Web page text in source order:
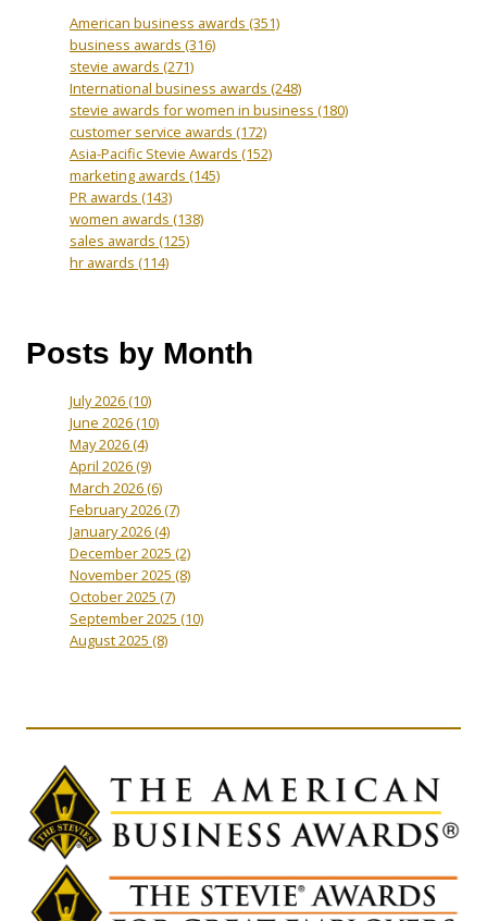
American business awards (351)
business awards (316)
stevie awards (271)
International business awards (248)
stevie awards for women in business (180)
customer service awards (172)
Asia-Pacific Stevie Awards (152)
marketing awards (145)
PR awards (143)
women awards (138)
sales awards (125)
hr awards (114)
Posts by Month
July 2026(10)
June 2026(10)
May 2026(4)
April 2026(9)
March 2026(6)
February 2026(7)
January 2026(4)
December 2025 (2)
November 2025 (8)
October 2025 (7)
September 2025 (10)
August 2025 (8)